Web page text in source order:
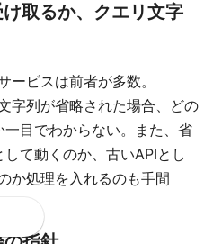
取るか、クエリ文字
ービスは前者が多数。
字列が省略された場合、どの
目でわからない。また、省
て動くのか、古いAPIとし
か処理を入れるのも手間